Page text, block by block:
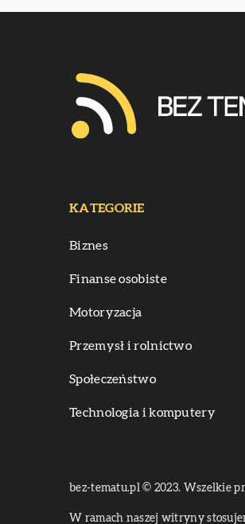
KATEGORIE
Biznes
Finanse osobiste
Motoryzacja
Przemysł i rolnictwo
Społeczeństwo
Technologia i komputery
bez-tematu.pl © 2023. Wszelkie
W ramach naszej witryny